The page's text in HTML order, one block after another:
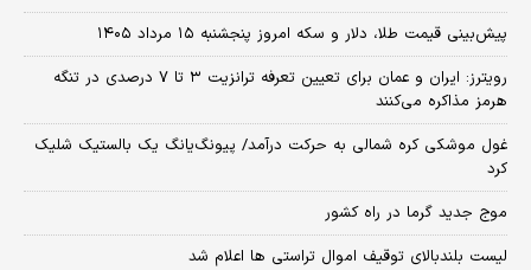
پیش‌بینی قیمت طلا، دلار و سکه امروز پنجشنبه ۱۵ مرداد ۱۴۰۵
رویترز: ایران و عمان برای تعیین تعرفه ترانزیت ۳ تا ۷ درصدی در تنگه
هرمز مذاکره می‌کنند
غول موشکی کره شمالی به حرکت درآمد/ پیونگ‌یانگ یک بالستیک شلیک
کرد
موج جدید گرما در راه کشور
لیست بلندبالای توقیف اموال تراستی ها اعلام شد